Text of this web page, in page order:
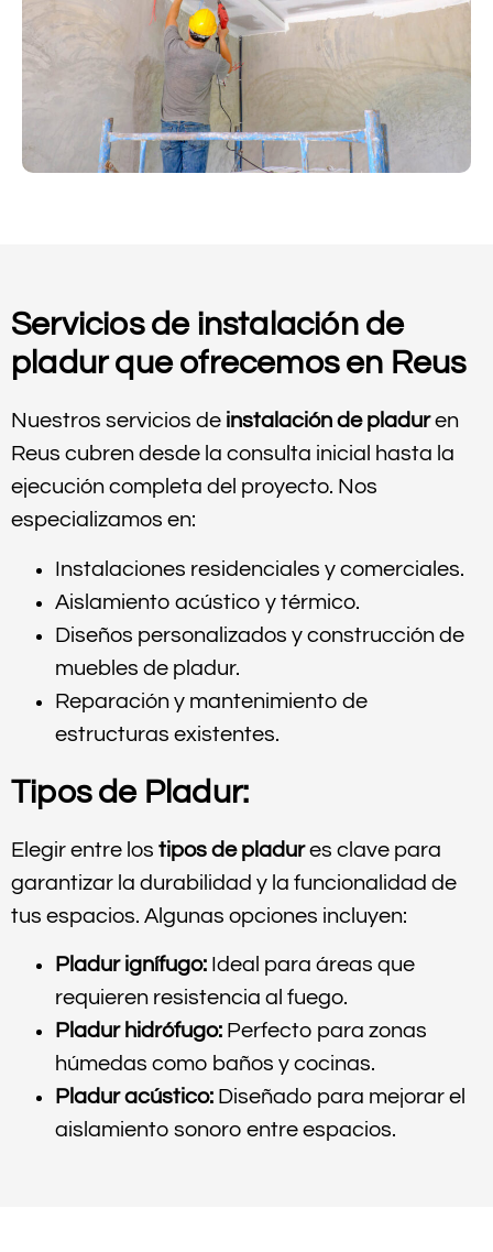
Servicios de instalación de
pladur que ofrecemos en Reus
Nuestros servicios de instalación de pladuren
Reus cubren desde la consulta inicial hasta la
ejecución completa del proyecto. Nos
especializamos en:
Instalaciones residenciales y comerciales.
Aislamiento acústico y térmico.
Diseños personalizados y construcción de
muebles de pladur.
Reparación y mantenimiento de
estructuras existentes.
Tipos de Pladur:
Elegir entre los tipos de pladures clave para
garantizar la durabilidad y la funcionalidad de
tus espacios. Algunas opciones incluyen:
Pladur ignífugo: Ideal para áreas que
requieren resistencia al fuego.
Pladur hidrófugo: Perfecto para zonas
húmedas como baños y cocinas.
Pladur acústico: Diseñado para mejorar el
aislamiento sonoro entre espacios.